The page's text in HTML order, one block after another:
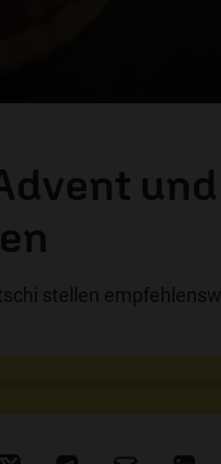
und
stellen